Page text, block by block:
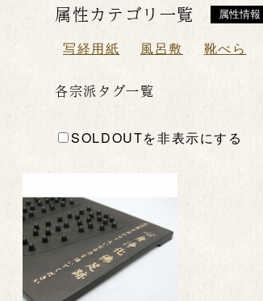
属性カテゴリ一覧 属性情報
写経用紙 風呂敷 靴べら
各宗派タグ一覧
SOLDOUTを非表示にする